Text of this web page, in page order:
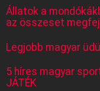
Állatok a
az összeset
Legjobb magyar
5 híres magyar
JÁTÉK